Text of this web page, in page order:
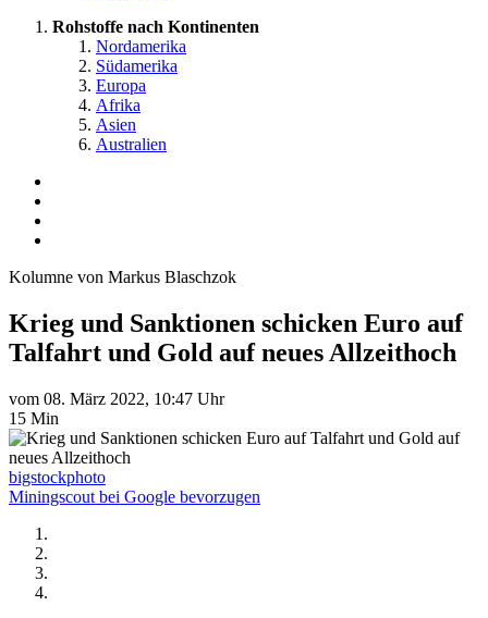
Rohstoffe nach Kontinenten
Nordamerika
Südamerika
Europa
Afrika
Asien
Australien
Kolumne von Markus Blaschzok
Krieg und Sanktionen schicken Euro auf
Talfahrt und Gold auf neues Allzeithoch
vom 08. März 2022, 10:47 Uhr
15 Min
bigstockphoto
Miningscout bei Google bevorzugen